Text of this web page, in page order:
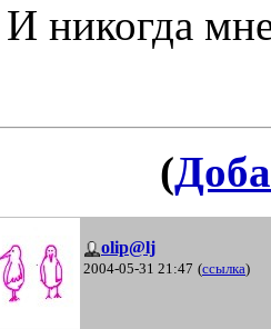
И никогда
(
olip@lj
2004-05-31 21:47 (ссылка)